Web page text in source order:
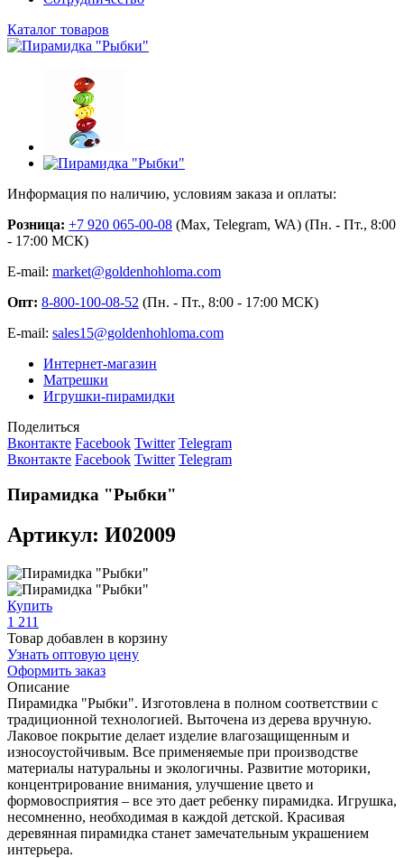
Каталог товаров
Информация по наличию, условиям заказа и оплаты:
Розница: +7 920 065-00-08 (Max, Telegram, WA) (Пн. - Пт., 8:00
- 17:00 МСК)
E-mail: market@goldenhohloma.com
Опт: 8-800-100-08-52 (Пн. - Пт., 8:00 - 17:00 МСК)
E-mail: sales15@goldenhohloma.com
Интернет-магазин
Матрешки
Игрушки-пирамидки
Поделиться
Вконтакте Facebook Twitter Telegram
Вконтакте Facebook Twitter Telegram
Пирамидка "Рыбки"
Артикул: И02009
Купить
1 211
Товар добавлен в корзину
Узнать оптовую цену
Оформить заказ
Описание
Пирамидка "Рыбки". Изготовлена в полном соответствии с
традиционной технологией. Выточена из дерева вручную.
Лаковое покрытие делает изделие влагозащищенным и
износоустойчивым. Все применяемые при производстве
материалы натуральны и экологичны. Развитие моторики,
концентрирование внимания, улучшение цвето и
формовосприятия – все это дает ребенку пирамидка. Игрушка,
несомненно, необходимая в каждой детской. Красивая
деревянная пирамидка станет замечательным украшением
интерьера.